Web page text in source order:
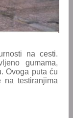
na cesti.
gumama,
Ovoga puta ću
testiranjima